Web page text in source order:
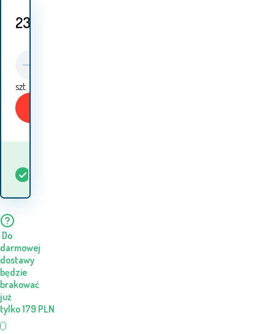
23
szt.
Do
darmowej
dostawy
będzie
brakować
już
tylko179 PLN